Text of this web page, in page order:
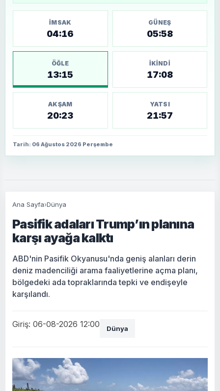
İMSAK
04:16
GÜNEŞ
05:58
ÖĞLE
13:15
İKINDI
17:08
AKŞAM
20:23
YATSI
21:57
Tarih: 06 Ağustos 2026 Perşembe
Ana Sayfa›Dünya
Pasifik adaları Trump’ın planına
karşı ayağa kalktı
ABD'nin Pasifik Okyanusu'nda geniş alanları derin
deniz madenciliği arama faaliyetlerine açma planı,
bölgedeki ada topraklarında tepki ve endişeyle
karşılandı.
Giriş: 06-08-2026 12:00 Dünya